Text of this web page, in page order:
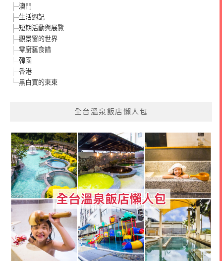
澳門
生活週記
短期活動與展覽
觀景窗的世界
零廚藝食譜
韓國
香港
黑白買的東東
全台溫泉飯店懶人包